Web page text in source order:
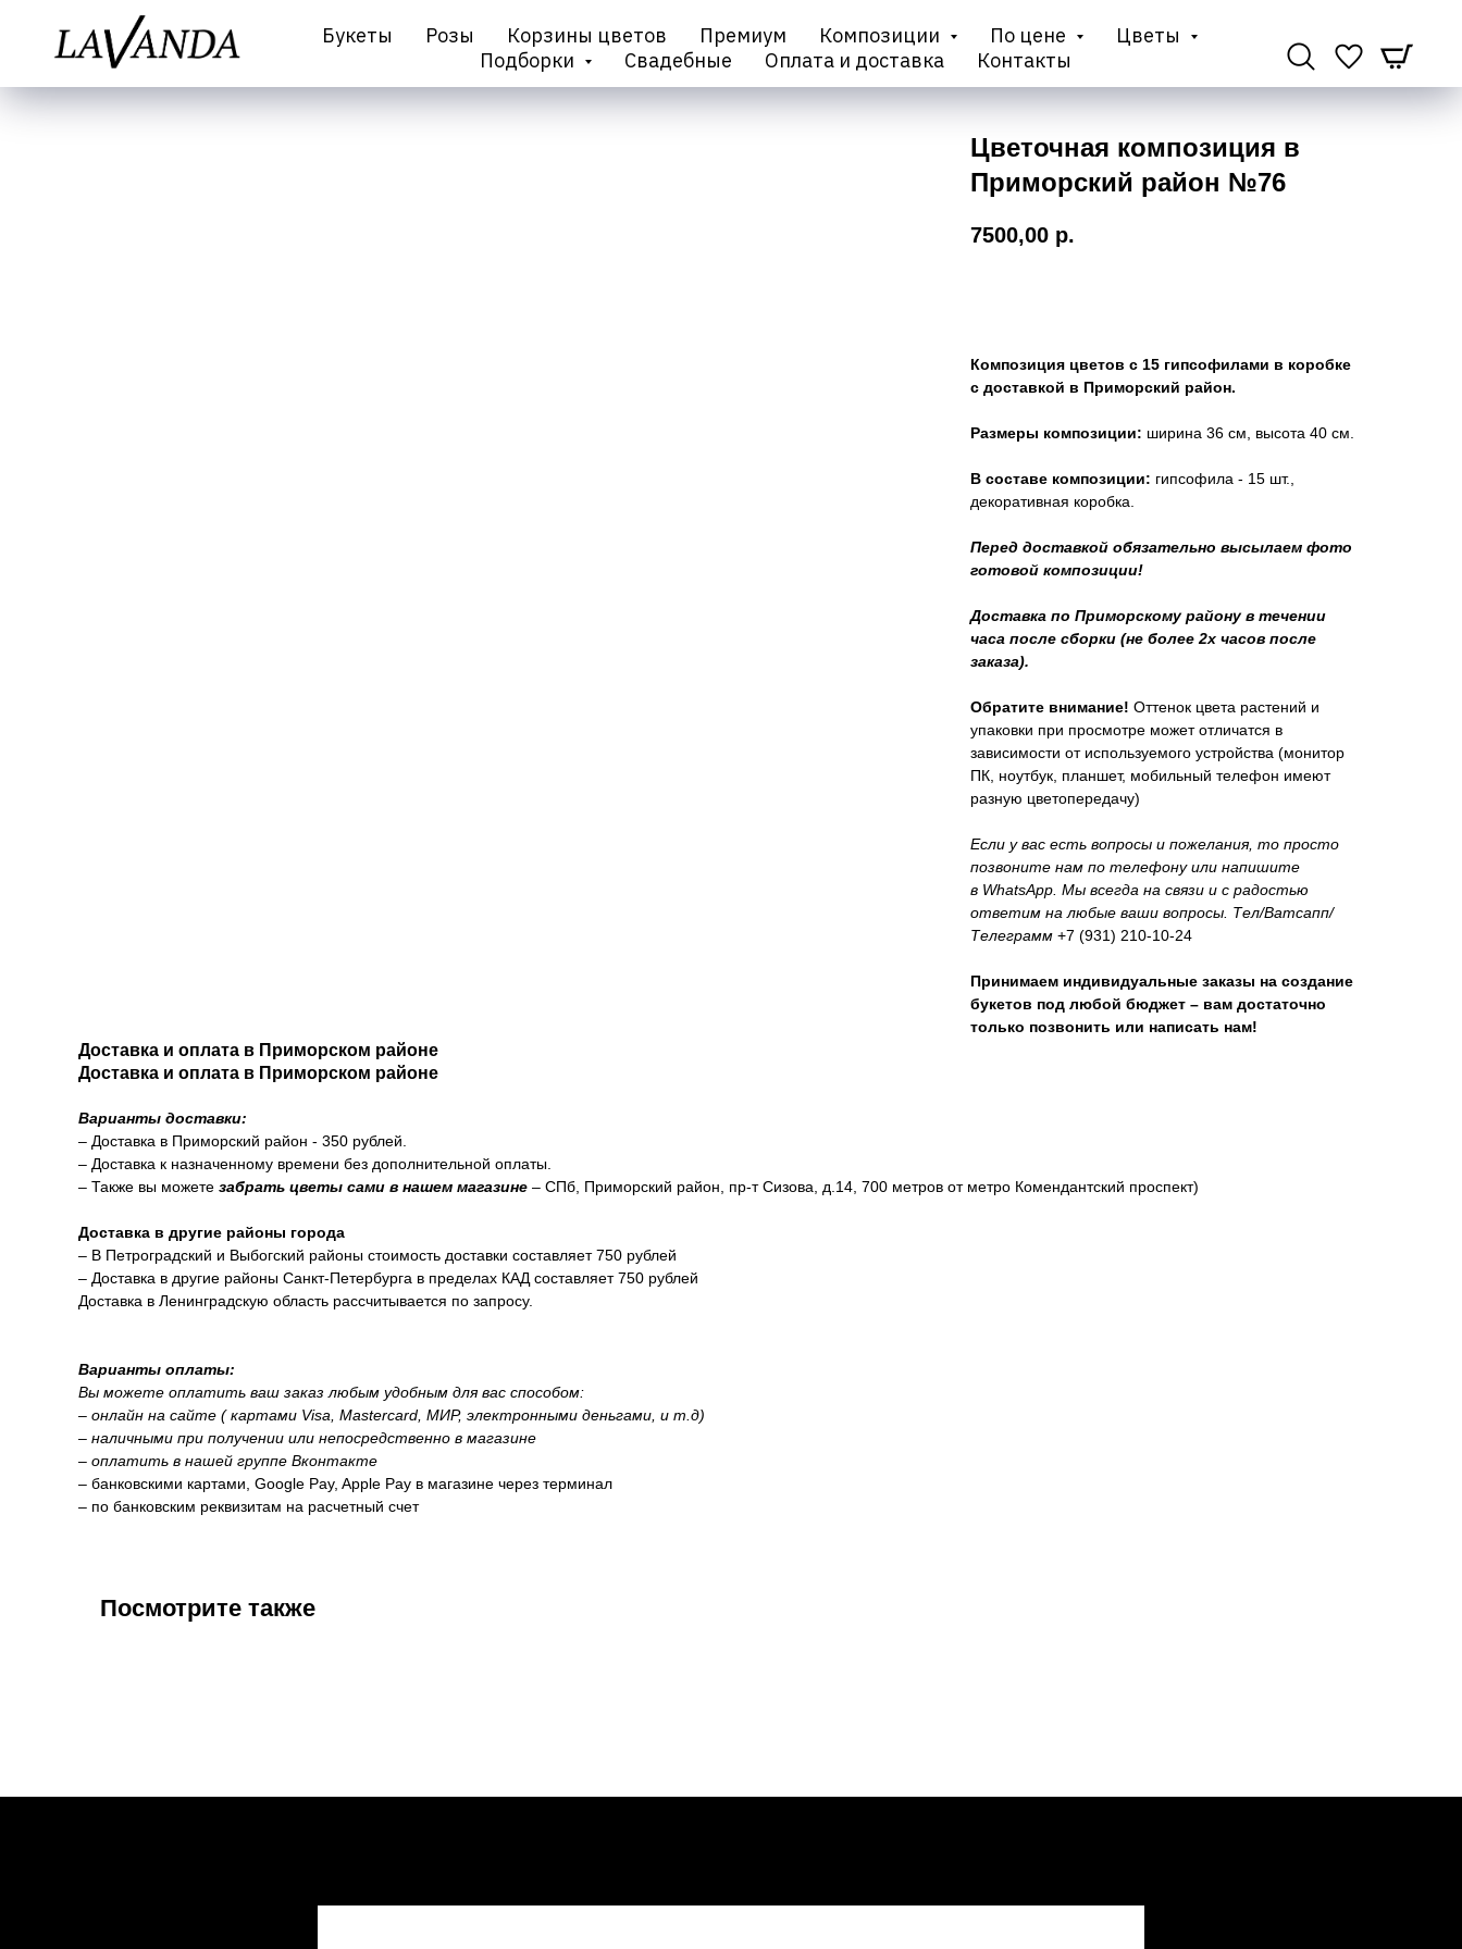
Букеты Розы Корзины цветов Премиум Композиции По цене
Цветы
Подборки
Свадебные Оплата и доставка Контакты
Цветочная композиция в
Приморский район №76
7500,00 р.
Композиция цветов с 15 гипсофилами в коробке
с доставкой в Приморский район.
Размеры композиции: ширина 36 см, высота 40 см.
В составе композиции: гипсофила - 15 шт.,
декоративная коробка.
Перед доставкой обязательно высылаем фото
готовой композиции!
Доставка по Приморскому району в течении
часа после сборки (не более 2х часов после
заказа).
Обратите внимание! Оттенок цвета растений и
упаковки при просмотре может отличатся в
зависимости от используемого устройства (монитор
ПК, ноутбук, планшет, мобильный телефон имеют
разную цветопередачу)
Если у вас есть вопросы и пожелания, то просто
позвоните нам по телефону или напишите
в WhatsApp. Мы всегда на связи и с радостью
ответим на любые ваши вопросы. Тел/Ватсапп/
Телеграмм +7 (931) 210-10-24
Принимаем индивидуальные заказы на создание
букетов под любой бюджет – вам достаточно
только позвонить или написать нам!
Доставка и оплата в Приморском районе
Доставка и оплата в Приморском районе
Варианты доставки:
– Доставка в Приморский район - 350 рублей.
– Доставка к назначенному времени без дополнительной оплаты.
– Также вы можете забрать цветы сами в нашем магазине – СПб, Приморский район, пр-т Сизова, д.14, 700 метров от метро Комендантский проспект)
Доставка в другие районы города
– В Петроградский и Выбогский районы стоимость доставки составляет 750 рублей
– Доставка в другие районы Санкт-Петербурга в пределах КАД составляет 750 рублей
Доставка в Ленинградскую область рассчитывается по запросу.
Варианты оплаты:
Вы можете оплатить ваш заказ любым удобным для вас способом:
– онлайн на сайте ( картами Visa, Mastercard, МИР, электронными деньгами, и т.д)
– наличными при получении или непосредственно в магазине
– оплатить в нашей группе Вконтакте
– банковскими картами, Google Pay, Apple Pay в магазине через терминал
– по банковским реквизитам на расчетный счет
Посмотрите также